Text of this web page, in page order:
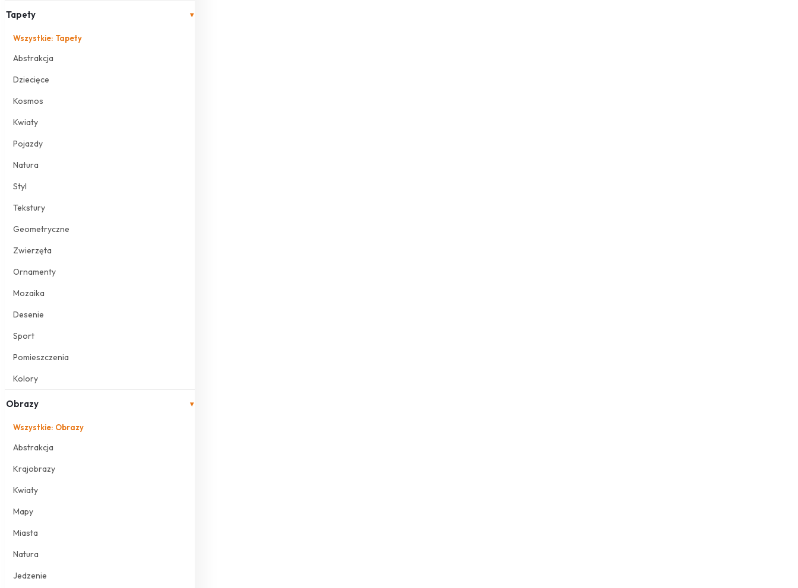
Tapety ▾
Wszystkie: Tapety
Abstrakcja
Dziecięce
Kosmos
Kwiaty
Pojazdy
Natura
Styl
Tekstury
Geometryczne
Zwierzęta
Ornamenty
Mozaika
Desenie
Sport
Pomieszczenia
Kolory
Obrazy ▾
Wszystkie: Obrazy
Abstrakcja
Krajobrazy
Kwiaty
Mapy
Miasta
Natura
Jedzenie